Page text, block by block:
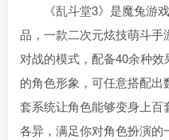
《乱斗堂3》是魔兔游
品，一款二次元炫技萌斗
对战的模式，配备40余种
的角色形象，可任意搭配出
套系统让角色能够变身上
各异，满足你对角色扮演的
扫码登录
使用 其它方式登录或注